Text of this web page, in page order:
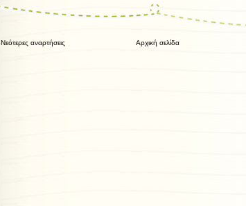
Νεότερες αναρτήσεις Αρχική σελίδα